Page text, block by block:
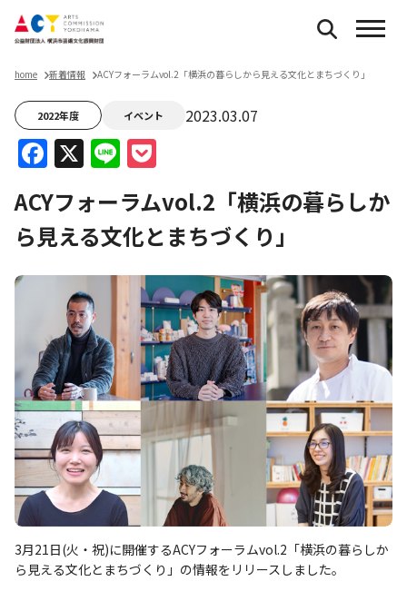
home 新着情報 ACYフォーラムvol.2「横浜の暮らしから見える文化とまちづくり」
2022年度 イベント 2023.03.07
Facebook
X Line
ACYフォーラムvol.2「横浜の暮らしか
ら見える文化とまちづくり」
3月21日(火・祝)に開催するACYフォーラムvol.2「横浜の暮らしか
ら見える文化とまちづくり」の情報をリリースしました。